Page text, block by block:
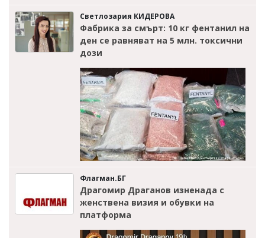
Светлозария КИДЕРОВА
Фабрика за смърт: 10 кг фентанил на
ден се равняват на 5 млн. токсични
дози
Флагман.БГ
Драгомир Драганов изненада с
женствена визия и обувки на
платформа